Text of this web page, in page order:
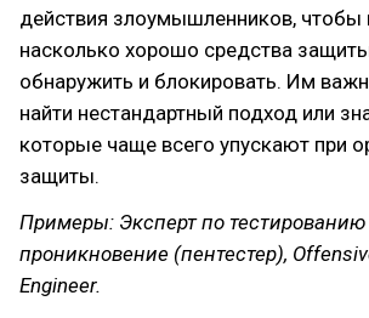
действия злоумышленников, чтобы
насколько хорошо средства
обнаружить и блокировать. Им
найти нестандартный подход или
которые чаще всего упускают при
защиты.
Примеры: Эксперт по тестированию
проникновение (пентестер),
Engineer.